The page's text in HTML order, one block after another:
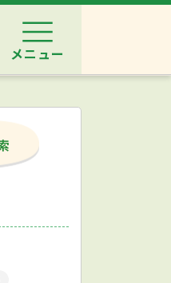
メニュー